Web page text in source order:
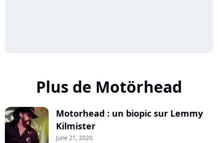
Plus de Motörhead
Motorhead : un biopic sur Lemmy
Kilmister
June 21, 2020